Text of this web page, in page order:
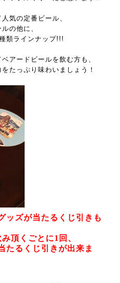
気の定番ビール、
の他に、
類ラインナップ!!!
アードビールを飲む方も、
たっぷり味わいましょう！
ッズが当たるくじ引きも
頂くごとに1回、
たるくじ引きが出来ま